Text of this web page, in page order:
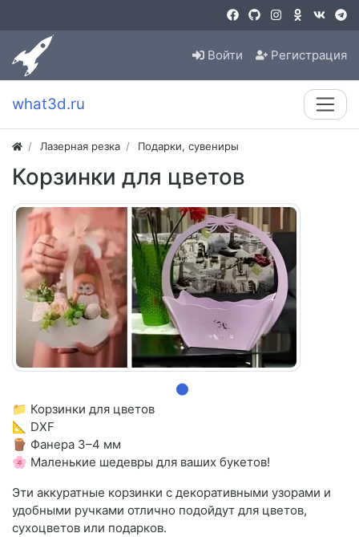
Войти Регистрация
what3d.ru
Лазерная резка Подарки, сувениры
Корзинки для цветов
📁 Корзинки для цветов
📐 DXF
🪵 Фанера 3–4 мм
🌸 Маленькие шедевры для ваших букетов!
Эти аккуратные корзинки с декоративными узорами и
удобными ручками отлично подойдут для цветов,
сухоцветов или подарков.